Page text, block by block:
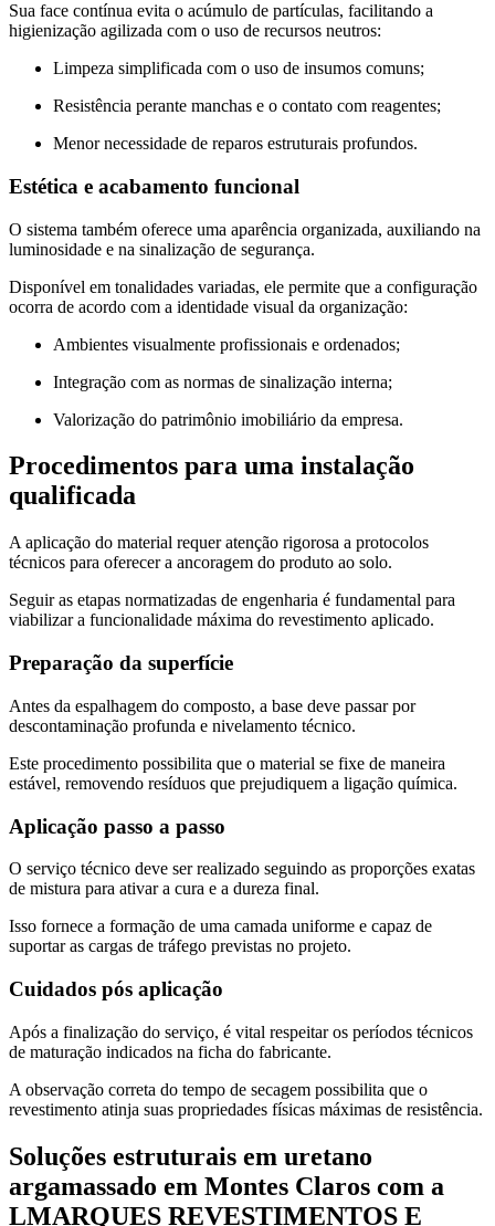
Sua face contínua evita o acúmulo de partículas, facilitando a
higienização agilizada com o uso de recursos neutros:
Limpeza simplificada com o uso de insumos comuns;
Resistência perante manchas e o contato com reagentes;
Menor necessidade de reparos estruturais profundos.
Estética e acabamento funcional
O sistema também oferece uma aparência organizada, auxiliando na
luminosidade e na sinalização de segurança.
Disponível em tonalidades variadas, ele permite que a configuração
ocorra de acordo com a identidade visual da organização:
Ambientes visualmente profissionais e ordenados;
Integração com as normas de sinalização interna;
Valorização do patrimônio imobiliário da empresa.
Procedimentos para uma instalação
qualificada
A aplicação do material requer atenção rigorosa a protocolos
técnicos para oferecer a ancoragem do produto ao solo.
Seguir as etapas normatizadas de engenharia é fundamental para
viabilizar a funcionalidade máxima do revestimento aplicado.
Preparação da superfície
Antes da espalhagem do composto, a base deve passar por
descontaminação profunda e nivelamento técnico.
Este procedimento possibilita que o material se fixe de maneira
estável, removendo resíduos que prejudiquem a ligação química.
Aplicação passo a passo
O serviço técnico deve ser realizado seguindo as proporções exatas
de mistura para ativar a cura e a dureza final.
Isso fornece a formação de uma camada uniforme e capaz de
suportar as cargas de tráfego previstas no projeto.
Cuidados pós aplicação
Após a finalização do serviço, é vital respeitar os períodos técnicos
de maturação indicados na ficha do fabricante.
A observação correta do tempo de secagem possibilita que o
revestimento atinja suas propriedades físicas máximas de resistência.
Soluções estruturais em uretano
argamassado em Montes Claros com a
LMARQUES REVESTIMENTOS E